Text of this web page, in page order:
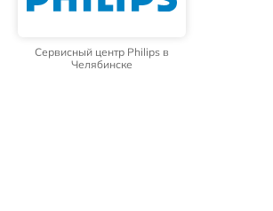
Сервисный центр Philips в
Челябинске